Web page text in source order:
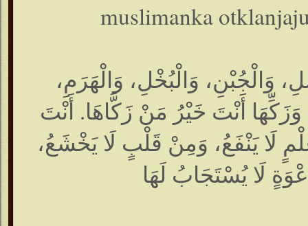
muslimanka
وَالْجُبْنِ، وَالْبُخْلِ، وَالْهَرَمِ،
أَنْتَ خَيْرُ مَنْ زَكَّاهَا. أَنْتَ
لَا يَنْفَعُ، وَمِنْ قَلْبٍ لَا يَخْشَعُ،
لَا يُسْتَجَابُ لَهَا